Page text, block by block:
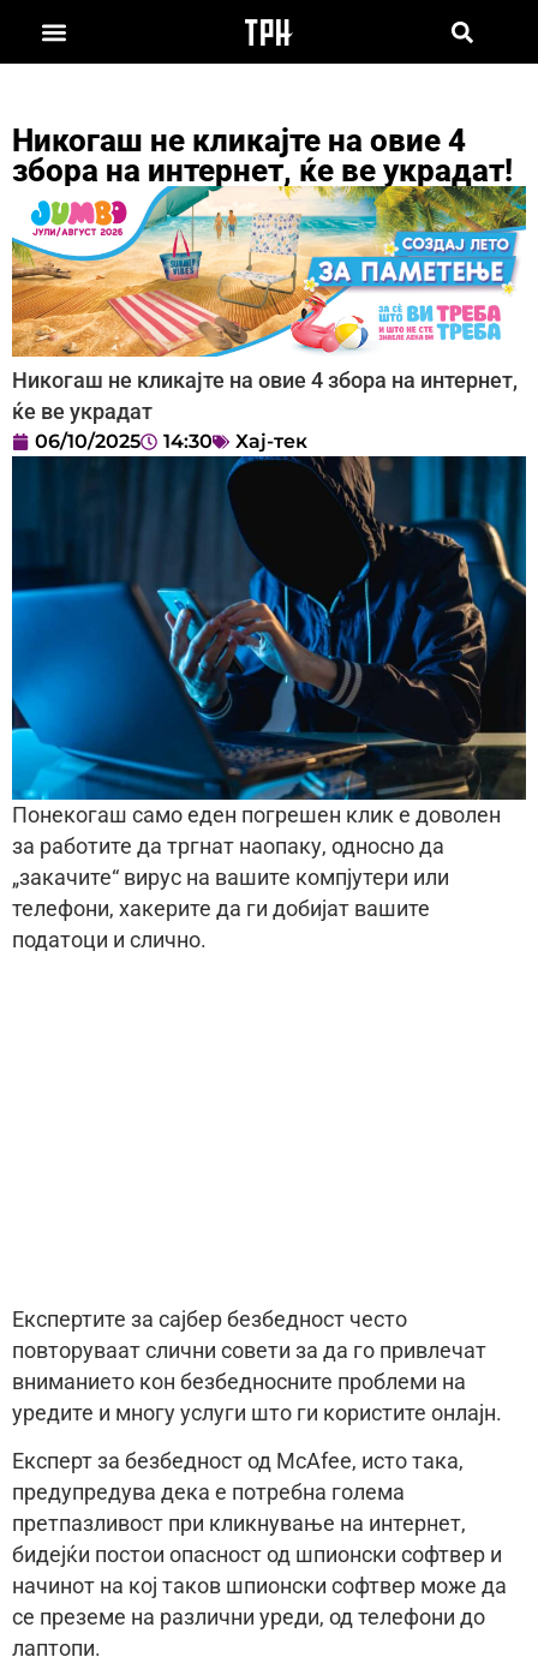
Никогаш не кликајте на овие 4
збора на интернет, ќе ве украдат!
Никогаш не кликајте на овие 4 збора на интернет,
ќе ве украдат
06/10/2025 14:30 Хај-тек
Понекогаш само еден погрешен клик е доволен
за работите да тргнат наопаку, односно да
„закачите“ вирус на вашите компјутери или
телефони, хакерите да ги добијат вашите
податоци и слично.
Експертите за сајбер безбедност често
повторуваат слични совети за да го привлечат
вниманието кон безбедносните проблеми на
уредите и многу услуги што ги користите онлајн.
Експерт за безбедност од McAfee, исто така,
предупредува дека е потребна голема
претпазливост при кликнување на интернет,
бидејќи постои опасност од шпионски софтвер и
начинот на кој таков шпионски софтвер може да
се преземе на различни уреди, од телефони до
лаптопи.